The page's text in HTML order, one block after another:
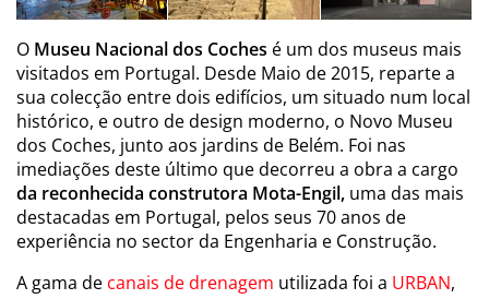
O Museu Nacional dos Coches é um dos museus mais
visitados em Portugal. Desde Maio de 2015, reparte a
sua colecção entre dois edifícios, um situado num local
histórico, e outro de design moderno, o Novo Museu
dos Coches, junto aos jardins de Belém. Foi nas
imediações deste último que decorreu a obra a cargo
da reconhecida construtora Mota-Engil, uma das mais
destacadas em Portugal, pelos seus 70 anos de
experiência no sector da Engenharia e Construção.
A gama de canais de drenagem utilizada foi a URBAN,